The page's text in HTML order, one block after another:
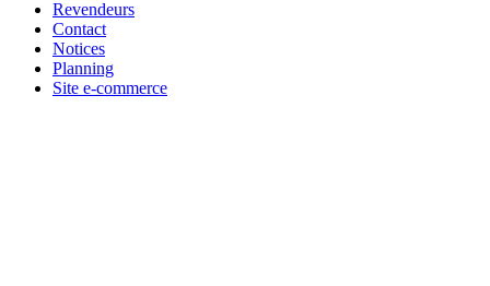
Revendeurs
Contact
Notices
Planning
Site e-commerce